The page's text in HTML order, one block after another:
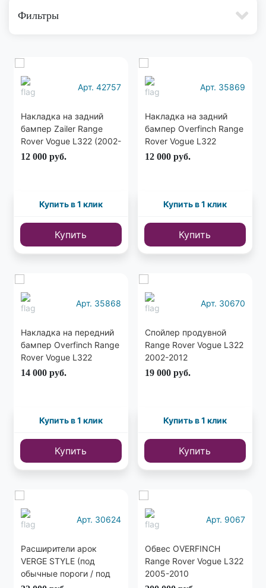
Фильтры
Арт. 42757
Накладка на задний
бампер Zailer Range
Rover Vogue L322 (2002-
2012)
12 000 руб.
Купить в 1 клик
Купить
Арт. 35869
Накладка на задний
бампер Overfinch Range
Rover Vogue L322
12 000 руб.
Купить в 1 клик
Купить
Арт. 35868
Накладка на передний
бампер Overfinch Range
Rover Vogue L322
14 000 руб.
Купить в 1 клик
Купить
Арт. 30670
Cпойлер продувной
Range Rover Vogue L322
2002-2012
19 000 руб.
Купить в 1 клик
Купить
Арт. 30624
Расширители арок
VERGE STYLE (под
обычные пороги / под
электро пороги) Range
Арт. 9067
Обвес OVERFINCH
Range Rover Vogue L322
2005-2010